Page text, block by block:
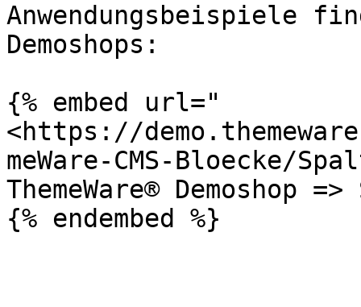
Anwendungsbeispiele
Demoshops:
{% embed url="
<https://
meWare-CMS-Bloecke/
ThemeWare® Demoshop